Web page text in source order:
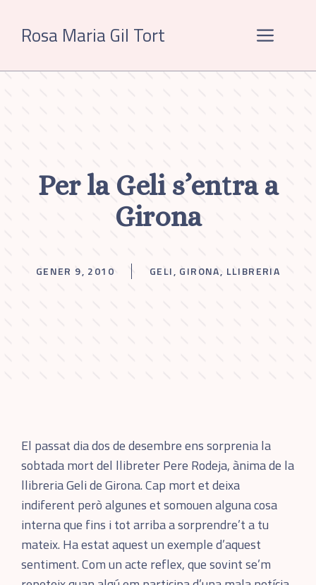
Rosa Maria Gil Tort Menú
Per la Geli s’entra a
Girona
GENER 9, 2010 GELI, GIRONA, LLIBRERIA
El passat dia dos de desembre ens sorprenia la
sobtada mort del llibreter Pere Rodeja, ànima de la
llibreria Geli de Girona. Cap mort et deixa
indiferent però algunes et somouen alguna cosa
interna que fins i tot arriba a sorprendre’t a tu
mateix. Ha estat aquest un exemple d’aquest
sentiment. Com un acte reflex, que sovint se’m